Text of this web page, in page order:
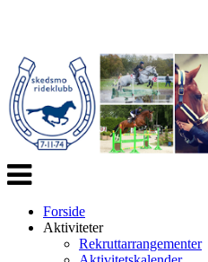
Veksle
navigasjon
Forside
Aktiviteter
Rekruttarrangementer